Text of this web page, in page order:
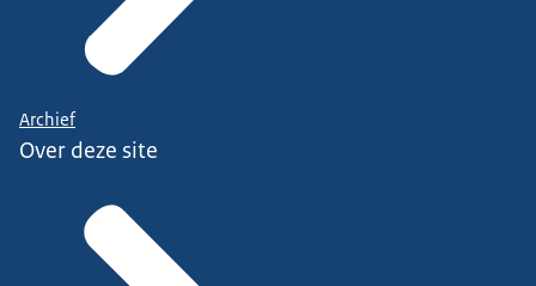
Archief
Over deze site